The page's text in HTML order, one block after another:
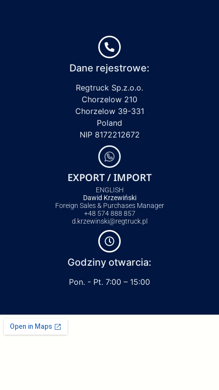
Dane rejestrowe:
Regtruck Sp.z.o.o.
Chorzelow 210
Chorzelow 39-331
Poland
NIP 8172212672
EXPORT / IMPORT
ENGLISH
Dawid Krzewiński
Foreign Sales & Purchases Manager
+48 574 888 857
d.krzewinski@regtruck.pl
Godziny otwarcia:
Pon. - Pt. 7:00 – 15:00